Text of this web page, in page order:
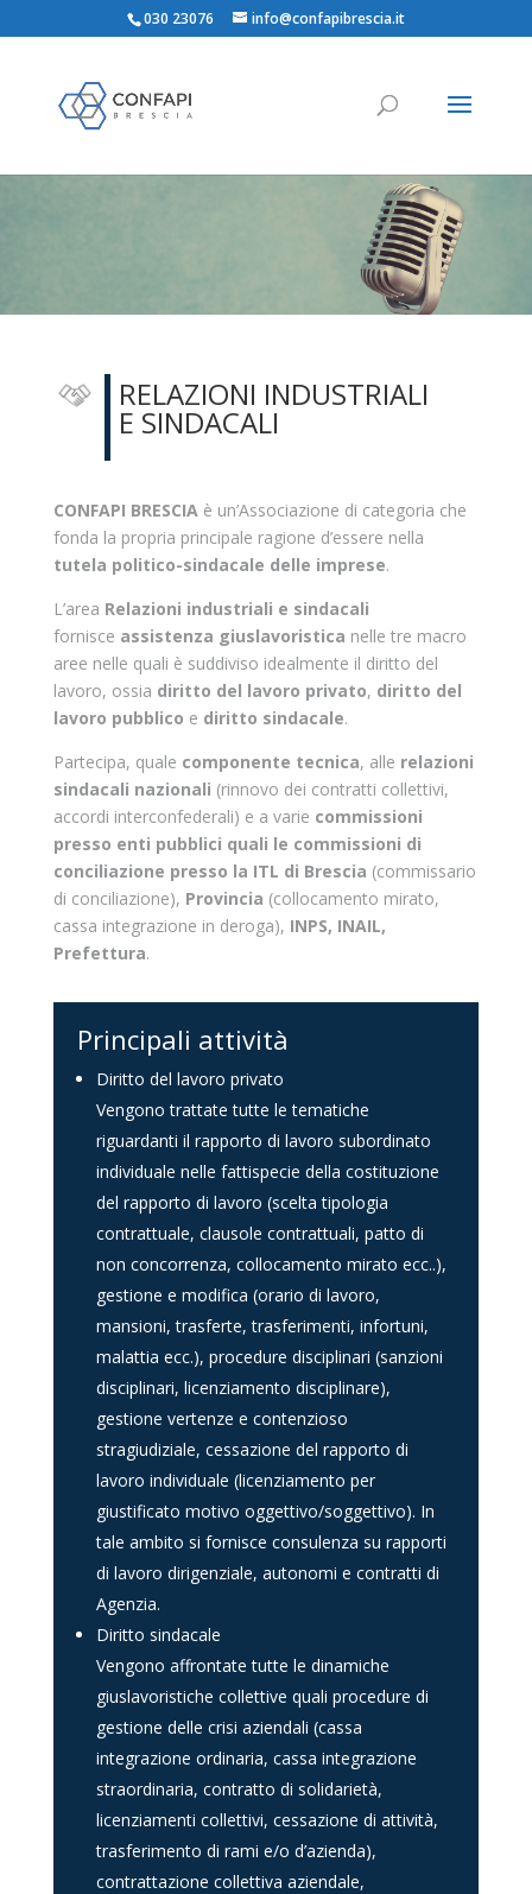
030 23076 info@confapibrescia.it
RELAZIONI INDUSTRIALI
E SINDACALI
CONFAPI BRESCIAè un’Associazione di categoria che
fonda la propria principale ragione d’essere nella
tutela politico-sindacale delle imprese.
L’area Relazioni industriali e sindacali
fornisce assistenza giuslavoristica nelle tre macro
aree nelle quali è suddiviso idealmente il diritto del
lavoro, ossia diritto del lavoro privato, diritto del
lavoro pubblico e diritto sindacale.
Partecipa, quale componente tecnica, alle relazioni
sindacali nazionali (rinnovo dei contratti collettivi,
accordi interconfederali) e a varie commissioni
presso enti pubblici quali le commissioni di
conciliazione presso la ITL di Brescia (commissario
di conciliazione), Provincia (collocamento mirato,
cassa integrazione in deroga), INPS, INAIL,
Prefettura.
Principali attività
Diritto del lavoro privato
Vengono trattate tutte le tematiche
riguardanti il rapporto di lavoro subordinato
individuale nelle fattispecie della costituzione
del rapporto di lavoro (scelta tipologia
contrattuale, clausole contrattuali, patto di
non concorrenza, collocamento mirato ecc..),
gestione e modifica (orario di lavoro,
mansioni, trasferte, trasferimenti, infortuni,
malattia ecc.), procedure disciplinari (sanzioni
disciplinari, licenziamento disciplinare),
gestione vertenze e contenzioso
stragiudiziale, cessazione del rapporto di
lavoro individuale (licenziamento per
giustificato motivo oggettivo/soggettivo). In
tale ambito si fornisce consulenza su rapporti
di lavoro dirigenziale, autonomi e contratti di
Agenzia.
Diritto sindacale
Vengono affrontate tutte le dinamiche
giuslavoristiche collettive quali procedure di
gestione delle crisi aziendali (cassa
integrazione ordinaria, cassa integrazione
straordinaria, contratto di solidarietà,
licenziamenti collettivi, cessazione di attività,
trasferimento di rami e/o d’azienda),
contrattazione collettiva aziendale,